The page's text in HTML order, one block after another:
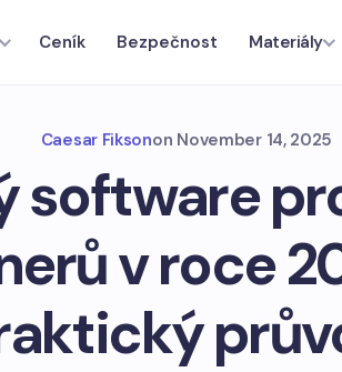
Ceník Bezpečnost Materiály
Caesar Fiksonon November 14, 2025
software
v roce